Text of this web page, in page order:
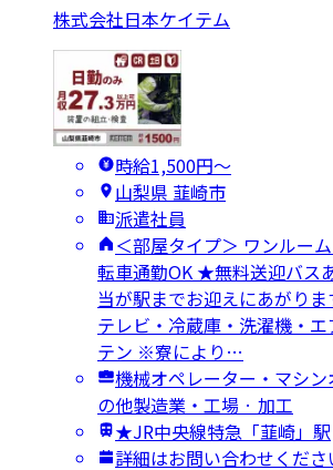
株式会社日本ケイテム
時給1,500円〜
山梨県 韮崎市
派遣社員
＜部屋タイプ＞ ワンルー
転車通勤OK ★無料送迎バス
当が駅までお迎えにあがり
テレビ・冷蔵庫・洗濯機・
テン ※寮により…
機械オペレーター・マシ
の他製造業・工場 · 加工
★JR中央線特急「韮崎」駅
詳細はお問い合わせくださ